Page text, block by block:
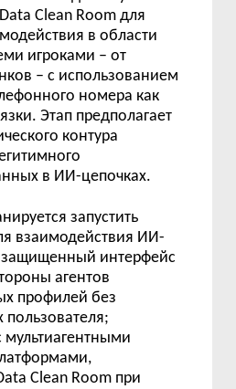
Clean Room для
в области
игроками – от
– с использованием
номера как
Этап предполагает
контура
в ИИ-цепочках.
запустить
взаимодействия ИИ-
защищенный интерфейс
агентов
профилей без
мультиагентными
Clean Room при